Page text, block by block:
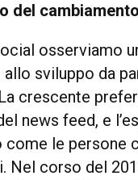
del cambiamento
osserviamo
allo sviluppo da
crescente
news feed, e
come le persone
Nel corso del